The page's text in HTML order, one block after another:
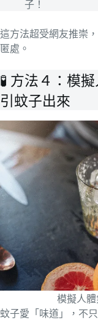
子！
這方法超受網友推崇
匿處。
🧪 方法４：模
引蚊子出來
模擬人
蚊子愛「味道」，不